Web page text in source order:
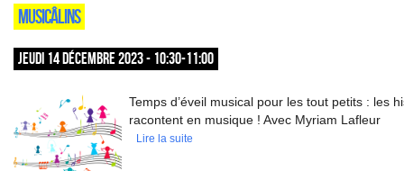
MUSICÂLINS
JEUDI 14 DÉCEMBRE 2023 - 10:30-11:00
Temps d’éveil musical pour les tout petits : les
racontent en musique ! Avec Myriam Lafleur
Lire la suite